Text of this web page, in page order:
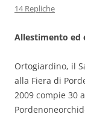
14 Repliche
Allestimento ed
Ortogiardino, il
alla Fiera di
2009 compie 30